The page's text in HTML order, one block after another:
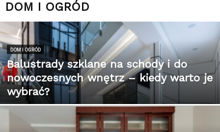
DOM I OGRÓD
DOM I OGRÓD
Balustrady szklane na schody i do
nowoczesnych wnętrz – kiedy warto je
wybrać?